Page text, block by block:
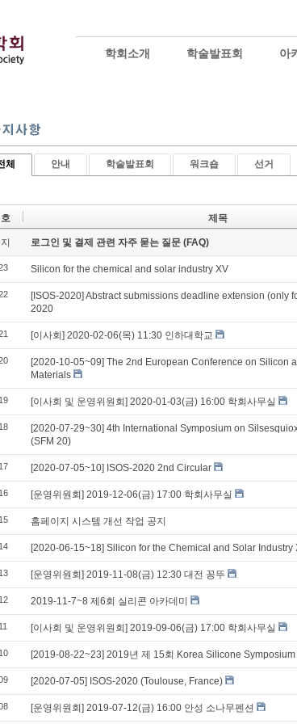
학회소개 학술발표회 아
체 안내 학술발표회 워크숍 선거
제목
로그인 및 결제 관련 자주 묻는 질문 (FAQ)
Silicon for the chemical and solar industry XV
[ISOS-2020] Abstract submissions deadline extension (only
2020
[이사회] 2020-02-06(목) 11:30 인하대학교
[2020-10-05~09] The 2nd European Conference on Silicon
Materials
[이사회 및 운영위원회] 2020-01-03(금) 16:00 학회사무실
[2020-07-29~30] 4th International Symposium on
(SFM 20)
[2020-07-05~10] ISOS-2020 2nd Circular
[운영위원회] 2019-12-06(금) 17:00 학회사무실
홈페이지 시스템 개선 작업 공지
[2020-06-15~18] Silicon for the Chemical and Solar Industry
[운영위원회] 2019-11-08(금) 12:30 대전 꽁뚜
2019-11-7~8 제6회 실리콘 아카데미
[이사회 및 운영위원회] 2019-09-06(금) 17:00 학회사무실
[2019-08-22~23] 2019년 제 15회 Korea Silicone Symposium
[2020-07-05] ISOS-2020 (Toulouse, France)
[운영위원회] 2019-07-12(금) 16:00 안성 소나무펜션